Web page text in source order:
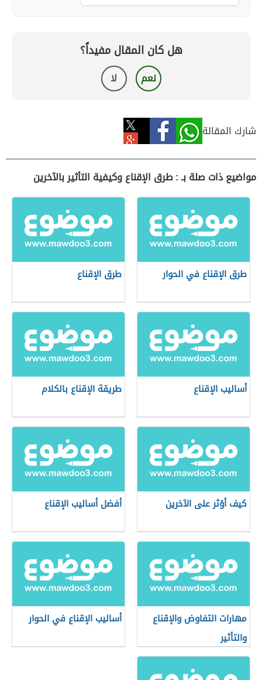
هل كان المقال مفيداً؟
نعم لا
شارك المقالة
مواضيع ذات صلة بـ : طرق الإقناع وكيفية التأثير بالآخرين
طرق الإقناع في الحوار طرق الإقناع
أساليب الإقناع طريقة الإقناع بالكلام
كيف أؤثر على الآخرين أفضل أساليب الإقناع
مهارات التفاوض والإقناع
والتأثير
أساليب الإقناع في الحوار